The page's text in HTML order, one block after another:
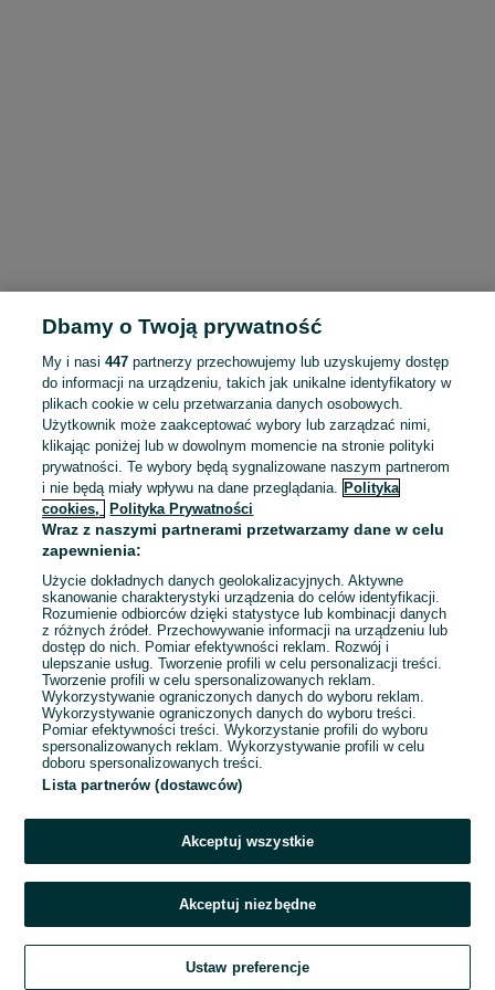
To ogłoszenie nie jest już dostępne
Przejdź na stronę główną
Dbamy o Twoją prywatność
My i nasi447 partnerzy przechowujemy lub uzyskujemy dostęp
do informacji na urządzeniu, takich jak unikalne identyfikatory w
plikach cookie w celu przetwarzania danych osobowych.
Użytkownik może zaakceptować wybory lub zarządzać nimi,
klikając poniżej lub w dowolnym momencie na stronie polityki
prywatności. Te wybory będą sygnalizowane naszym partnerom
i nie będą miały wpływu na dane przeglądania. Polityka
cookies,
Polityka Prywatności
Wraz z naszymi partnerami przetwarzamy dane w celu
zapewnienia:
Użycie dokładnych danych geolokalizacyjnych. Aktywne
skanowanie charakterystyki urządzenia do celów identyfikacji.
Rozumienie odbiorców dzięki statystyce lub kombinacji danych
z różnych źródeł. Przechowywanie informacji na urządzeniu lub
dostęp do nich. Pomiar efektywności reklam. Rozwój i
ulepszanie usług. Tworzenie profili w celu personalizacji treści.
Tworzenie profili w celu spersonalizowanych reklam.
Wykorzystywanie ograniczonych danych do wyboru reklam.
Wykorzystywanie ograniczonych danych do wyboru treści.
Pomiar efektywności treści. Wykorzystanie profili do wyboru
spersonalizowanych reklam. Wykorzystywanie profili w celu
doboru spersonalizowanych treści.
Lista partnerów (dostawców)
Akceptuj wszystkie
Akceptuj niezbędne
Ustaw preferencje